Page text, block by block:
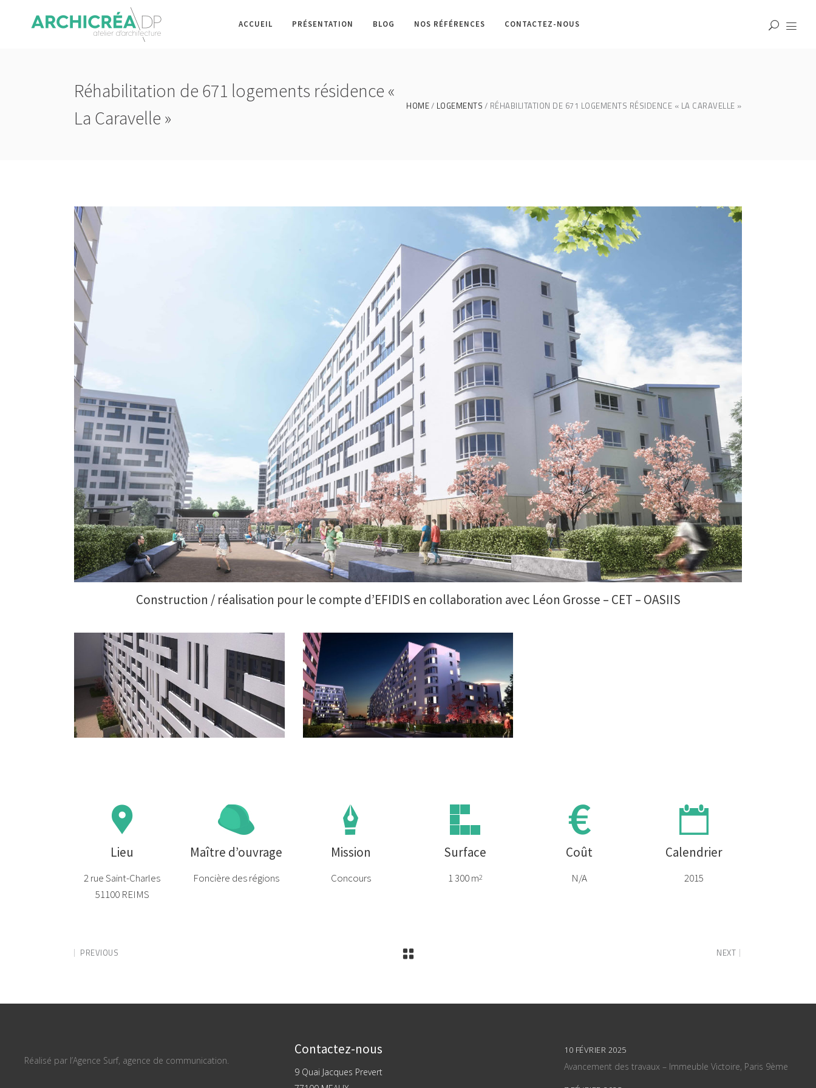
ACCUEIL PRÉSENTATION BLOG NOS RÉFÉRENCES CONTACTEZ-NOUS
Réhabilitation de 671 logements résidence «
La Caravelle »
HOME LOGEMENTS RÉHABILITATION DE 671 LOGEMENTS RÉSIDENCE « LA CARAVELLE »
Construction / réalisation pour le compte d’EFIDIS en collaboration avec Léon Grosse – CET – OASIIS
Lieu
2 rue Saint-Charles
51100 REIMS
Maître d’ouvrage
Foncière des régions
Mission
Concours
Surface
1 300 m2
Coût
N/A
Calendrier
2015
PREVIOUS NEXT
Réalisé par l’Agence Surf, agence de communication.
Contactez-nous
9 Quai Jacques Prevert
10 FÉVRIER 2025
Avancement des travaux – Immeuble Victoire, Paris 9ème